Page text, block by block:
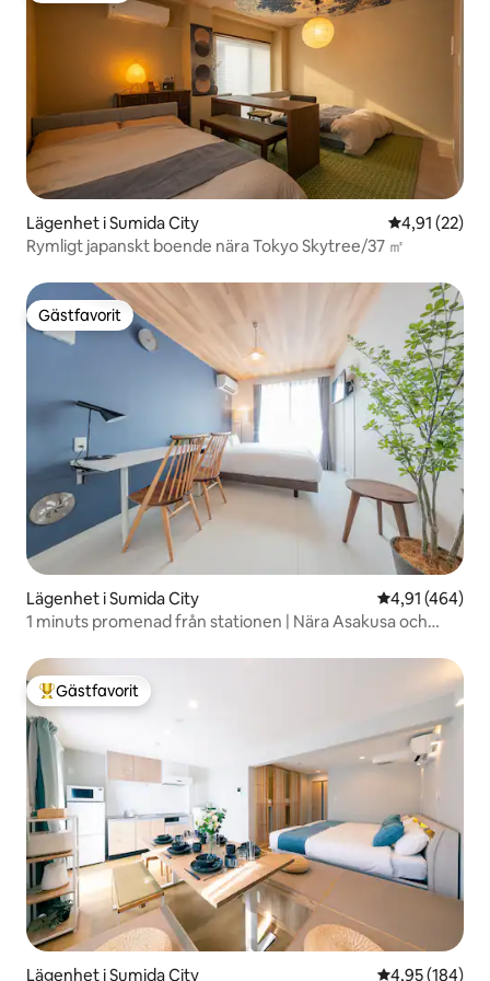
Lägenhet i Sumida City 4,91 av 5 i
4,91 (22)
Rymligt japanskt boende nära Tokyo Skytree/37 ㎡
Gästfavorit
Gästfavorit
Lägenhet i Sumida City 4,91 av 5 i
4,91 (464)
1 minuts promenad från stationen | Nära Asakusa och
hushållsapparater, 1 våning
Populär gästfavorit
Gästfavorit
Lägenhet i Sumida City 4,95 av 5 i
4,95 (184)